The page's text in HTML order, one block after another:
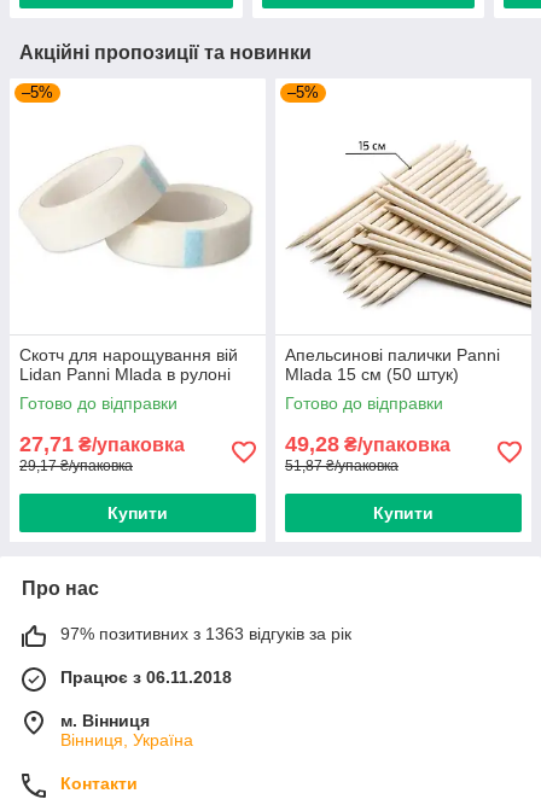
Акційні пропозиції та новинки
–5%
Скотч для нарощування вій
Lidan Panni Mlada в рулоні
Готово до відправки
27,71 ₴/упаковка
29,17 ₴/упаковка
Купити
–5%
Апельсинові палички Panni
Mlada 15 см (50 штук)
Готово до відправки
49,28 ₴/упаковка
51,87 ₴/упаковка
Купити
Про нас
97% позитивних з 1363 відгуків за рік
Працює з 06.11.2018
м. Вінниця
Вінниця, Україна
Контакти